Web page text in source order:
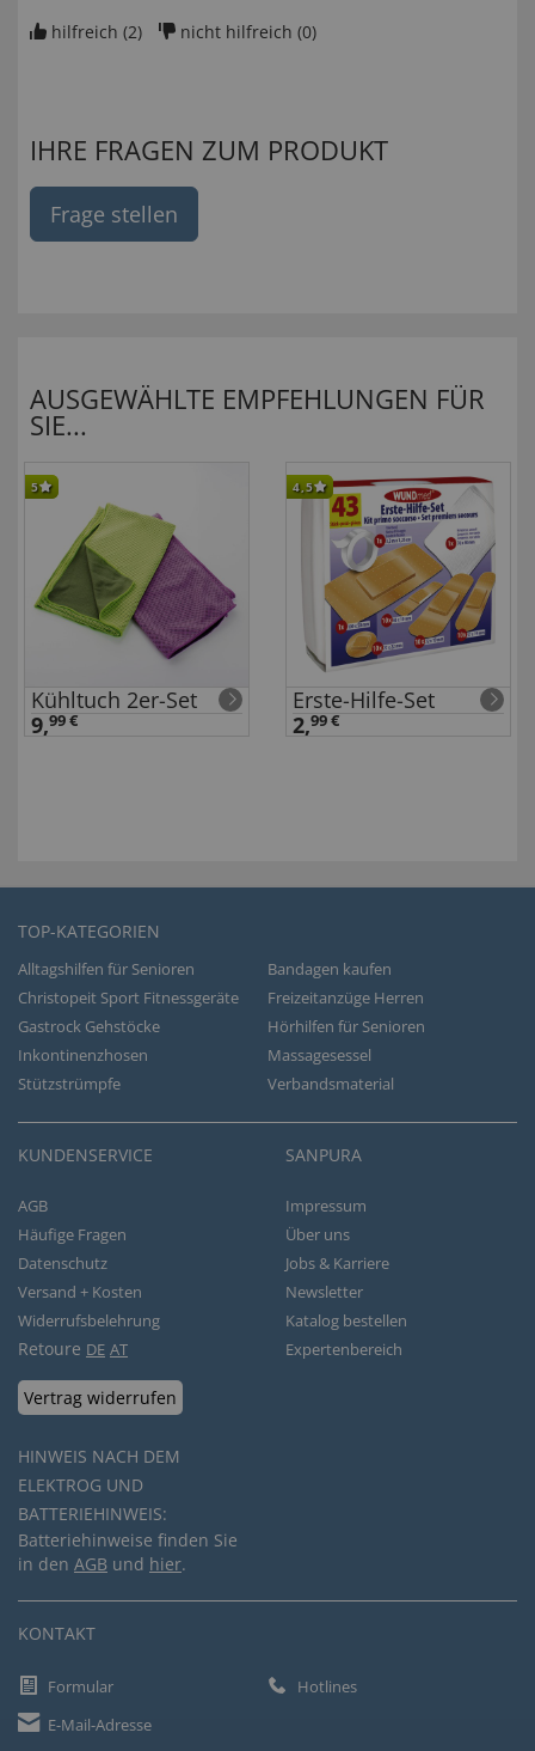
hilfreich (2) nicht hilfreich (0)
IHRE FRAGEN ZUM PRODUKT
Frage stellen
AUSGEWÄHLTE EMPFEHLUNGEN FÜR
SIE...
5
Kühltuch 2er-Set
9,99 €
4,5
Erste-Hilfe-Set
2,99 €
TOP-KATEGORIEN
Alltagshilfen für Senioren
Bandagen kaufen
Christopeit Sport Fitnessgeräte
Freizeitanzüge Herren
Gastrock Gehstöcke
Hörhilfen für Senioren
Inkontinenzhosen
Massagesessel
Stützstrümpfe
Verbandsmaterial
KUNDENSERVICE
AGB
Häufige Fragen
Datenschutz
Versand + Kosten
Widerrufsbelehrung
Retoure DE AT
Vertrag widerrufen
HINWEIS NACH DEM
ELEKTROG UND
BATTERIEHINWEIS:
Batteriehinweise finden Sie
in den AGB und hier.
SANPURA
Impressum
Über uns
Jobs & Karriere
Newsletter
Katalog bestellen
Expertenbereich
KONTAKT
Formular
Hotlines
E-Mail-Adresse